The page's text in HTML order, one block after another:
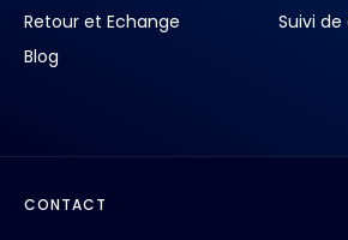
Retour et Echange
Blog
Suivi
CONTACT